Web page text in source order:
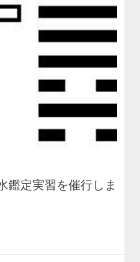
鑑定実習を催行しま